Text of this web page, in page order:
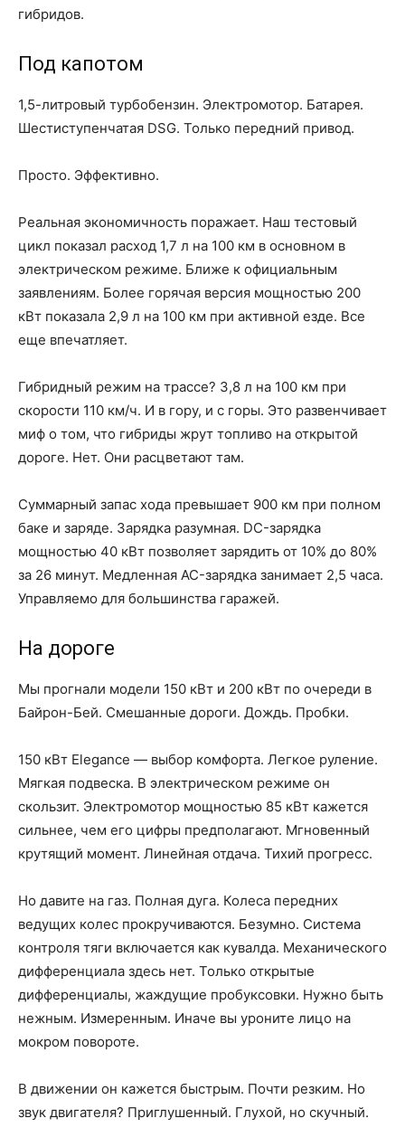
гибридов.
Под капотом
1,5-литровый турбобензин. Электромотор. Батарея.
Шестиступенчатая DSG. Только передний привод.
Просто. Эффективно.
Реальная экономичность поражает. Наш тестовый
цикл показал расход 1,7 л на 100 км в основном в
электрическом режиме. Ближе к официальным
заявлениям. Более горячая версия мощностью 200
кВт показала 2,9 л на 100 км при активной езде. Все
еще впечатляет.
Гибридный режим на трассе? 3,8 л на 100 км при
скорости 110 км/ч. И в гору, и с горы. Это развенчивает
миф о том, что гибриды жрут топливо на открытой
дороге. Нет. Они расцветают там.
Суммарный запас хода превышает 900 км при полном
баке и заряде. Зарядка разумная. DC-зарядка
мощностью 40 кВт позволяет зарядить от 10% до 80%
за 26 минут. Медленная AC-зарядка занимает 2,5 часа.
Управляемо для большинства гаражей.
На дороге
Мы прогнали модели 150 кВт и 200 кВт по очереди в
Байрон-Бей. Смешанные дороги. Дождь. Пробки.
150 кВт Elegance — выбор комфорта. Легкое руление.
Мягкая подвеска. В электрическом режиме он
скользит. Электромотор мощностью 85 кВт кажется
сильнее, чем его цифры предполагают. Мгновенный
крутящий момент. Линейная отдача. Тихий прогресс.
Но давите на газ. Полная дуга. Колеса передних
ведущих колес прокручиваются. Безумно. Система
контроля тяги включается как кувалда. Механического
дифференциала здесь нет. Только открытые
дифференциалы, жаждущие пробуксовки. Нужно быть
нежным. Измеренным. Иначе вы уроните лицо на
мокром повороте.
В движении он кажется быстрым. Почти резким. Но
звук двигателя? Приглушенный. Глухой, но скучный.